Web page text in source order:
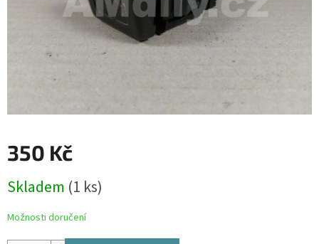
350 Kč
cena:
Skladem (1 ks)
Možnosti doručení